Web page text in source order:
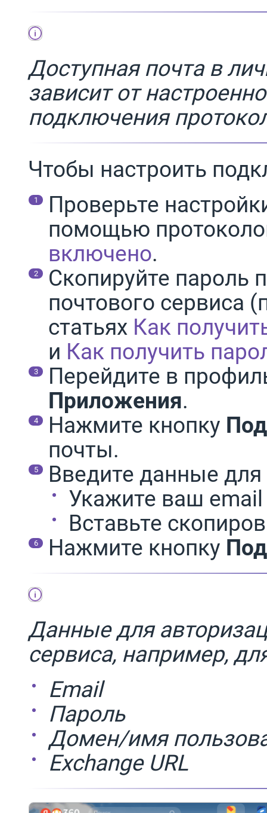
Доступная почта в
зависит от
подключения
Чтобы настроить
Проверьте
помощью
включено.
Скопируйте пароль
почтового сервиса
статьях Как
и Как получить
Перейдите в
Приложения.
Нажмите кнопку
почты.
Введите данные
Укажите ваш email
Вставьте
Нажмите кнопку
Данные для
сервиса, например,
Email
Пароль
Домен/имя
Exchange URL